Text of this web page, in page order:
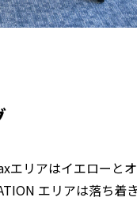
エリアはイエローと
エリアは落ち着